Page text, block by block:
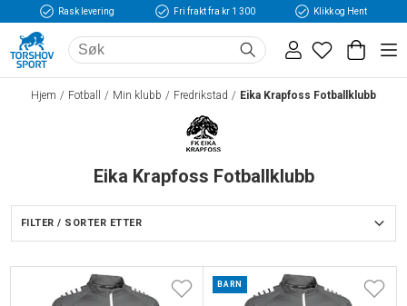
Rask levering Fri frakt fra kr 1 300 Klikk og Hent
Hjem Fotball Min klubb Fredrikstad Eika Krapfoss Fotballklubb
Eika Krapfoss Fotballklubb
FILTER / SORTER ETTER
BARN